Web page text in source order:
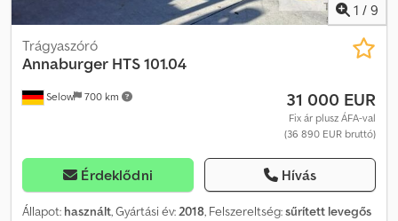
1 / 9
Selow 700 km
Trágyaszóró
Annaburger HTS 101.04
31 000 EUR
Fix ár plusz ÁFA-val
(36 890 EUR bruttó)
Érdeklődni Hívás
Állapot: használt, Gyártási év:2018, Felszereltség:sűrített levegős